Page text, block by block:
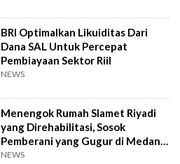
BRI Optimalkan Likuiditas Dari
Dana SAL Untuk Percepat
Pembiayaan Sektor Riil
NEWS
Menengok Rumah Slamet Riyadi
yang Direhabilitasi, Sosok
Pemberani yang Gugur di Medan
Perang
NEWS